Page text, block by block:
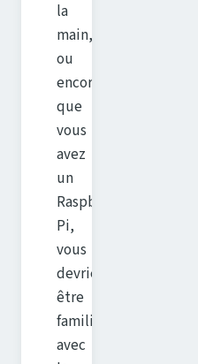
la
main,
ou
encore
que
vous
avez
un
Raspberry
Pi,
vous
devriez
être
familier
avec